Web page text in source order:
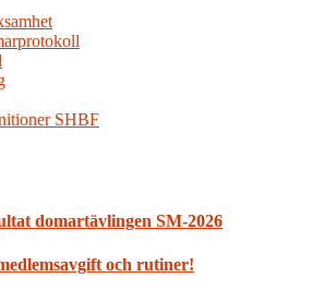
SHBF
domartävlingen SM-2026
och rutiner!